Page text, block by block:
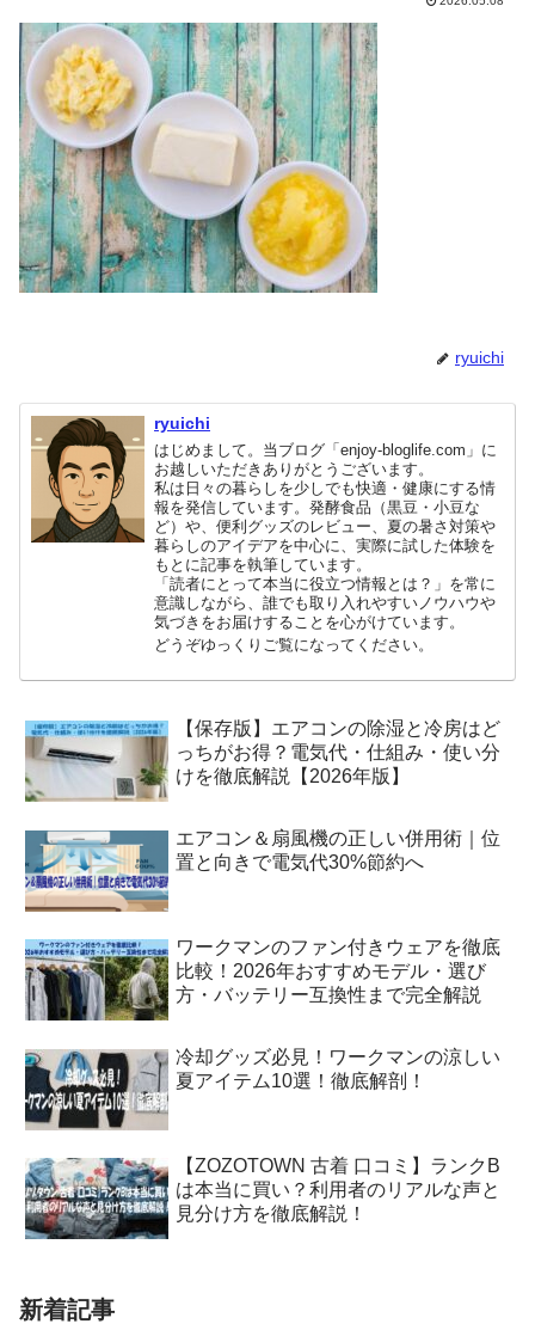
ryuichi
ryuichi
はじめまして。当ブログ「enjoy-bloglife.com」に
お越しいただきありがとうございます。
私は日々の暮らしを少しでも快適・健康にする情
報を発信しています。発酵食品（黒豆・小豆な
ど）や、便利グッズのレビュー、夏の暑さ対策や
暮らしのアイデアを中心に、実際に試した体験を
もとに記事を執筆しています。
「読者にとって本当に役立つ情報とは？」を常に
意識しながら、誰でも取り入れやすいノウハウや
気づきをお届けすることを心がけています。
どうぞゆっくりご覧になってください。
【保存版】エアコンの除湿と冷房はど
っちがお得？電気代・仕組み・使い分
けを徹底解説【2026年版】
エアコン＆扇風機の正しい併用術｜位
置と向きで電気代30%節約へ
ワークマンのファン付きウェアを徹底
比較！2026年おすすめモデル・選び
方・バッテリー互換性まで完全解説
冷却グッズ必見！ワークマンの涼しい
夏アイテム10選！徹底解剖！
【ZOZOTOWN 古着 口コミ】ランクB
は本当に買い？利用者のリアルな声と
見分け方を徹底解説！
新着記事